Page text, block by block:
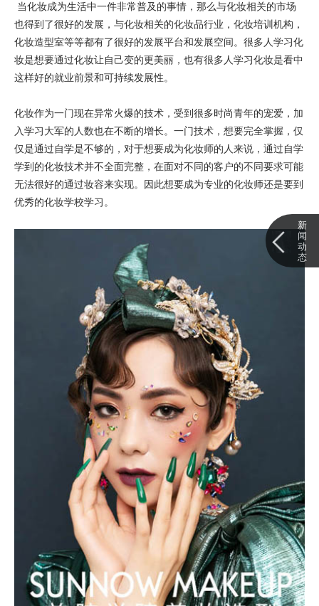
当化妆成为生活中一件非常普及的事情，那么与化妆相关的市场
也得到了很好的发展，与化妆相关的化妆品行业，化妆培训机构，
化妆造型室等等都有了很好的发展平台和发展空间。很多人学习化
妆是想要通过化妆让自己变的更美丽，也有很多人学习化妆是看中
这样好的就业前景和可持续发展性。
化妆作为一门现在异常火爆的技术，受到很多时尚青年的宠爱，加
入学习大军的人数也在不断的增长。一门技术，想要完全掌握，仅
仅是通过自学是不够的，对于想要成为化妆师的人来说，通过自学
学到的化妆技术并不全面完整，在面对不同的客户的不同要求可能
无法很好的通过妆容来实现。因此想要成为专业的化妆师还是要到
优秀的化妆学校学习。
新
闻
动
态